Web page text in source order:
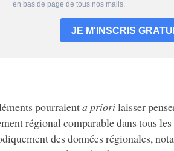
pourraienta priorilaisser
régional comparable dans tous les
des données régionales,